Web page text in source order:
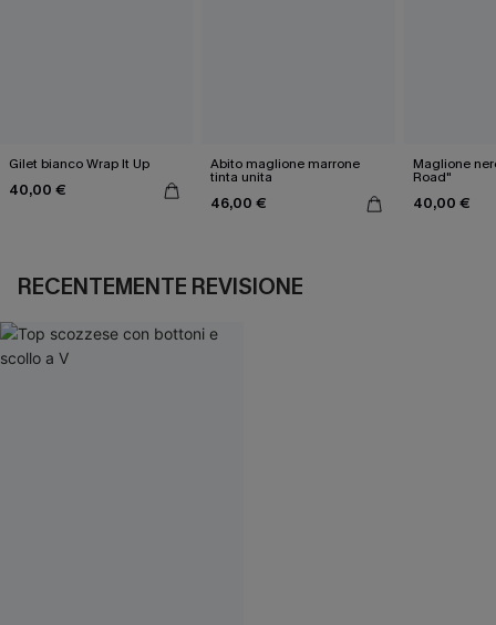
Gilet bianco Wrap It Up
40,00 €
Abito maglione marrone
tinta unita
46,00 €
Maglione
Road"
40,00 €
RECENTEMENTE REVISIONE